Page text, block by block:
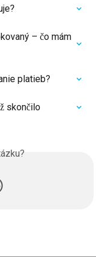
– čo mám
platieb?
skončilo